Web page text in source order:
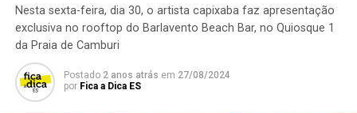
Nesta sexta-feira, dia 30, o artista capixaba faz apresentação
exclusiva no rooftop do Barlavento Beach Bar, no Quiosque 1
da Praia de Camburi
Postado 2 anos atrás em 27/08/2024
por Fica a Dica ES